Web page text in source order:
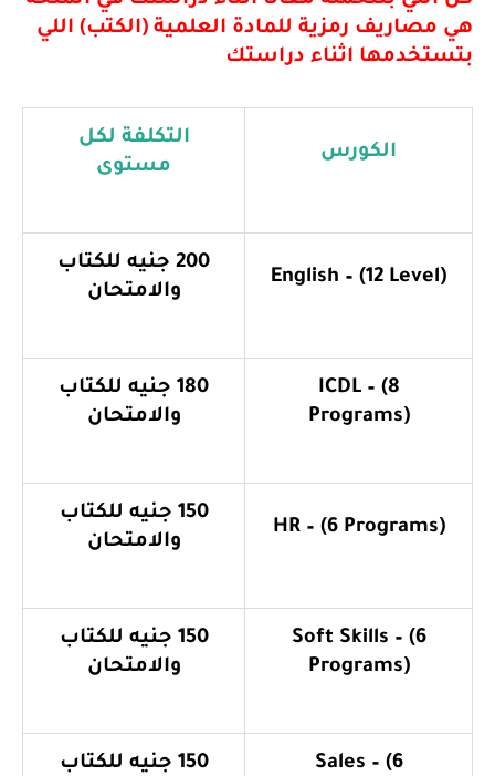
رمزية للمادة العلمية (الكتب) اللي
اثناء دراستك
الكورس
التكلفة لكل
مستوى
English – (12
200 جنيه للكتاب
والامتحان
ICDL – (8
Programs)
180 جنيه للكتاب
والامتحان
HR – (6
150 جنيه للكتاب
والامتحان
Soft Skills – (6
Programs)
150 جنيه للكتاب
والامتحان
Sales – (6
150 جنيه للكتاب